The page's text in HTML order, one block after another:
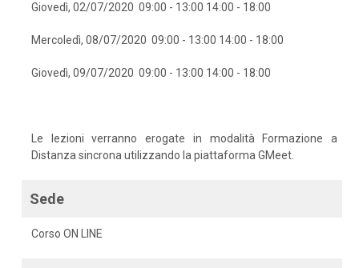
Giovedì, 02/07/2020 09:00 - 13:00 14:00 - 18:00
Mercoledì, 08/07/2020 09:00 - 13:00 14:00 - 18:00
Giovedì, 09/07/2020 09:00 - 13:00 14:00 - 18:00
Le lezioni verranno erogate in modalità Formazione a
Distanza sincrona utilizzando la piattaforma GMeet.
Sede
Corso ON LINE